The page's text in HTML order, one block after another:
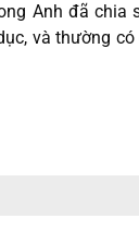
Anh đã chia
và thường